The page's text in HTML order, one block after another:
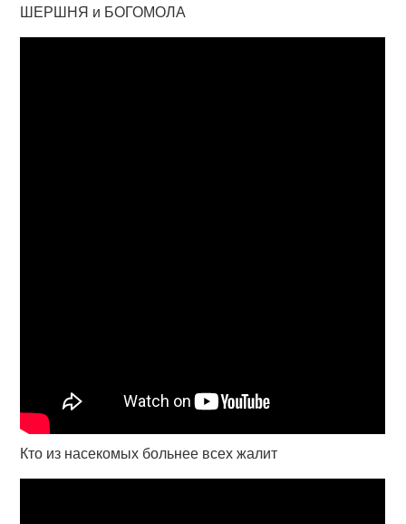
ШЕРШНЯ и БОГОМОЛА
Кто из насекомых больнее всех жалит